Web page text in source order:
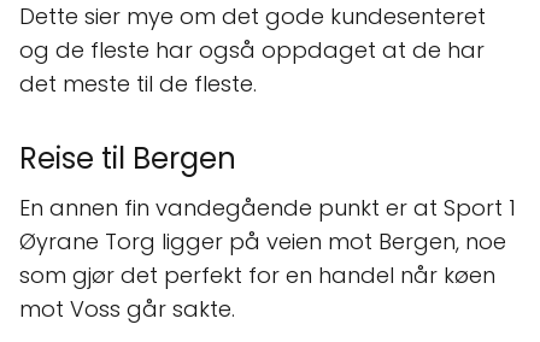
Dette sier mye om det gode kundesenteret
og de fleste har også oppdaget at de har
det meste til de fleste.
Reise til Bergen
En annen fin vandegående punkt er at Sport 1
Øyrane Torg ligger på veien mot Bergen, noe
som gjør det perfekt for en handel når køen
mot Voss går sakte.